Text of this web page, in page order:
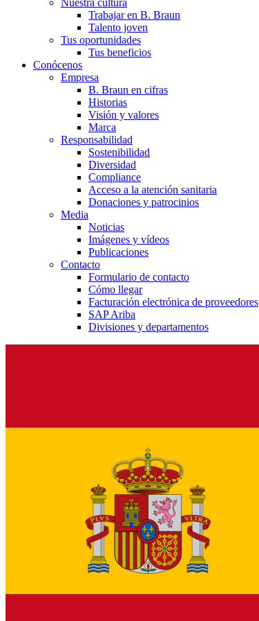
Trabajar en B. Braun
Talento joven
Tus oportunidades
Tus beneficios
Conócenos
Empresa
B. Braun en cifras
Historias
Visión y valores
Marca
Responsabilidad
Sostenibilidad
Diversidad
Compliance
Acceso a la atención sanitaria
Donaciones y patrocinios
Media
Noticias
Imágenes y vídeos
Publicaciones
Contacto
Formulario de contacto
Cómo llegar
Facturación electrónica de proveedores
SAP Ariba
Divisiones y departamentos